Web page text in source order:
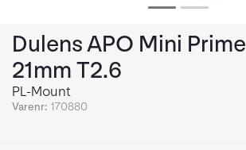
Dulens APO Mini Prime
21mm T2.6
PL-Mount
Varenr: 170880